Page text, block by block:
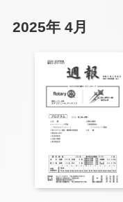
2025年 4月